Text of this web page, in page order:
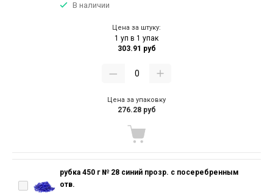
В наличии
Цена за штуку:
1 уп в 1 упак
303.91 руб
Цена за упаковку
276.28 руб
рубка 450 г № 28 синий прозр. с посеребренным
отв.